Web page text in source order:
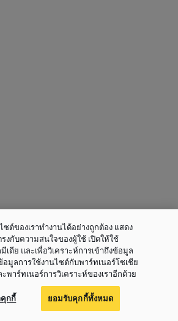
ซต์ของเราทำงานได้อย่างถูกต้อง แสดง
กับความสนใจของผู้ใช้ เปิดให้ใช้
ดีย และเพื่อวิเคราะห์การเข้าถึงข้อมูล
อมูลการใช้งานไซต์กับพาร์ทเนอร์โซเชีย
พาร์ทเนอร์การวิเคราะห์ของเราอีกด้วย
คุกกี้ ยอมรับคุกกี้ทั้งหมด